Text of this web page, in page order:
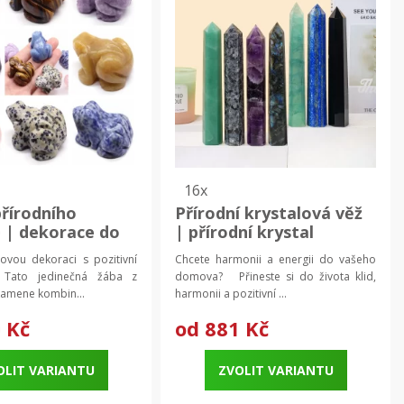
| dekorace do
dekoraci s pozitivní
jedinečná žába z
kombin...
Kč
VARIANTU
16x
Přírodní krystalová věž
| přírodní krystal
Chcete harmonii a energii do vašeho
domova? Přineste si do života klid,
harmonii a pozitivní ...
od 881 Kč
ZVOLIT VARIANTU